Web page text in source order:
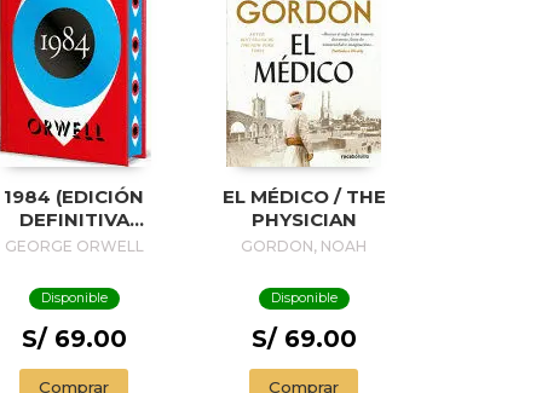
1984 (EDICIÓN
DEFINITIVA
POR THE
(EDICIÓN
ESPECIAL
LIMITADA CON
CANTOS
PINTADOS) / 1984
GEORGE ORWELL
Disponible
S/ 69.00
Comprar
EL MÉDICO / THE
PHYSICIAN
GORDON, NOAH
Disponible
S/ 69.00
Comprar